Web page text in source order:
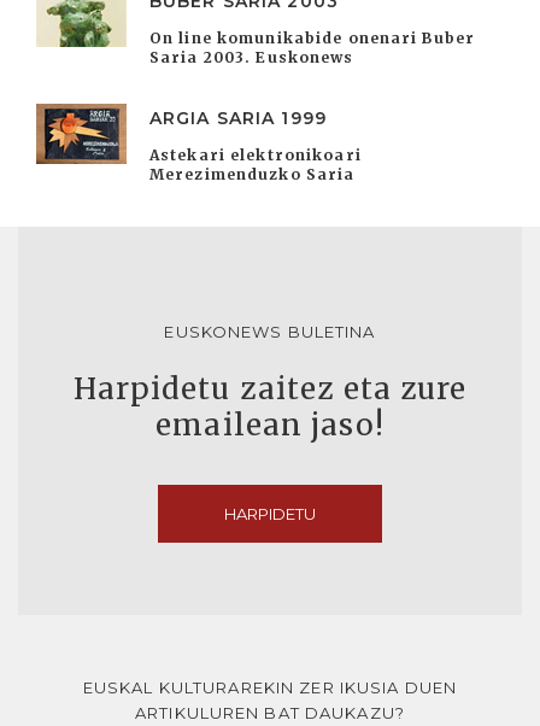
On line komunikabide onenari Buber
Saria 2003. Euskonews
ARGIA SARIA 1999
Astekari elektronikoari
Merezimenduzko Saria
EUSKONEWS BULETINA
Harpidetu zaitez eta zure
emailean jaso!
HARPIDETU
EUSKAL KULTURAREKIN ZER IKUSIA DUEN
ARTIKULUREN BAT DAUKAZU?